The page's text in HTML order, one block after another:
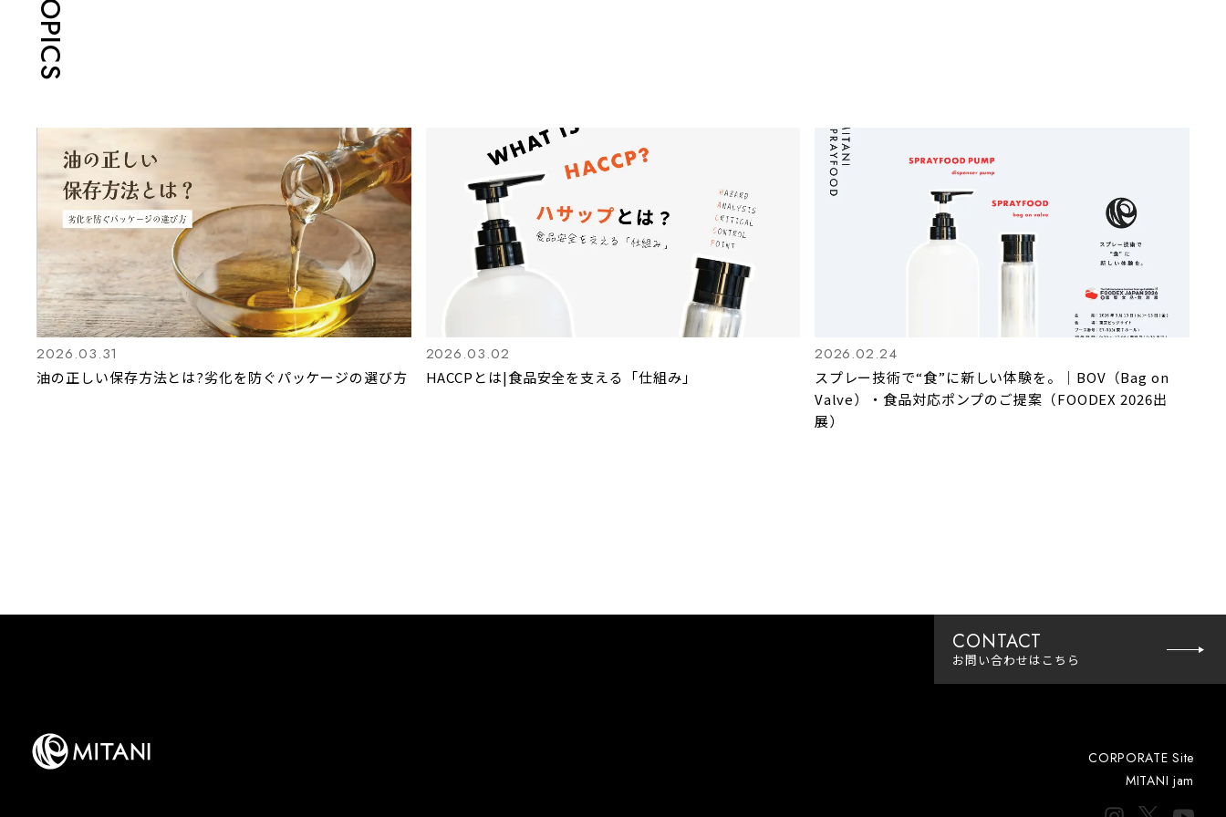
TOPICS
2026.03.31
油の正しい保存方法とは?劣化を防ぐパッケージの選び方
2026.03.02
HACCPとは|食品安全を支える「仕組み」
2026.02.24
スプレー技術で“食”に新しい体験を。｜BOV（Bag on
Valve）・食品対応ポンプのご提案（FOODEX 2026出
展）
CONTACT
お問い合わせはこちら
CORPORATE Site
MITANI jam